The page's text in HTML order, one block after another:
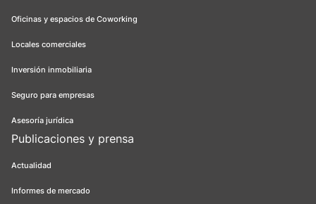
Oficinas y espacios de Coworking
Locales comerciales
Inversión inmobiliaria
Seguro para empresas
Asesoría jurídica
Publicaciones y prensa
Actualidad
Informes de mercado